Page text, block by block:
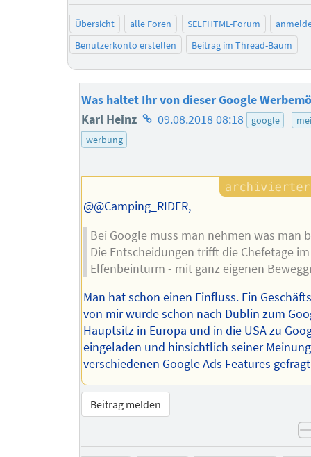
Übersicht alle Foren SELFHTML-Forum
Benutzerkonto erstellen
Beitrag im Thread-Baum
Was haltet Ihr von dieser Google
Karl Heinz Homepage
09.08.2018 08:18 google
werbung
@@Camping_RIDER,
Bei Google muss man nehmen was man
Die Entscheidungen trifft die Chefetage im
Elfenbeinturm - mit ganz eigenen
Man hat schon einen Einfluss. Ein
von mir wurde schon nach Dublin zum
Hauptsitz in Europa und in die USA zu
eingeladen und hinsichtlich seiner
verschiedenen Google Ads Features
Beitrag melden